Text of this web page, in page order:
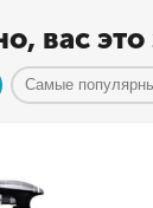
вас это
Самые